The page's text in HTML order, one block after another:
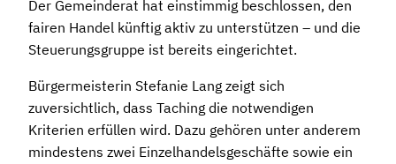
Der Gemeinderat hat einstimmig beschlossen, den
fairen Handel künftig aktiv zu unterstützen – und die
Steuerungsgruppe ist bereits eingerichtet.
Bürgermeisterin Stefanie Lang zeigt sich
zuversichtlich, dass Taching die notwendigen
Kriterien erfüllen wird. Dazu gehören unter anderem
mindestens zwei Einzelhandelsgeschäfte sowie ein